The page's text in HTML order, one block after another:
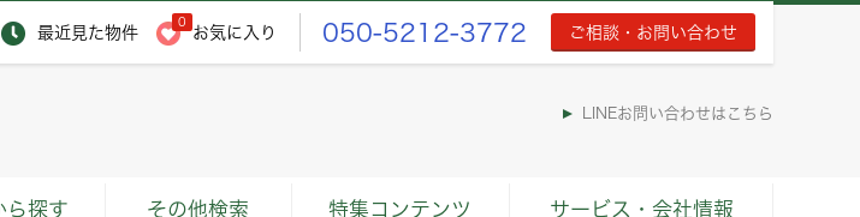
最近見た物件
0
お気に入り 050-5212-3772 ご相談・お問い合わせ
LINEお問い合わせはこちら
ら探す その他検索 特集コンテンツ サービス・会社情報